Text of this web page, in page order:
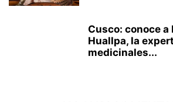
Cusco: conoce a
Huallpa, la
medicinales...